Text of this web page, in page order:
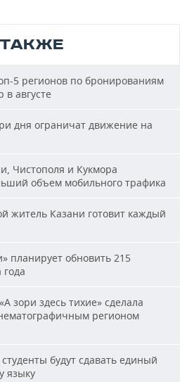
5 регионов по бронированиям
в августе
дня ограничат движение на
Чистополя и Кукмора
объем мобильного трафика
житель Казани готовит каждый
планирует обновить 215
зори здесь тихие» сделала
регионом
будут сдавать единый
языку